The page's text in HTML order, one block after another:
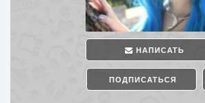
НАПИСАТЬ
ПОДПИСАТЬСЯ